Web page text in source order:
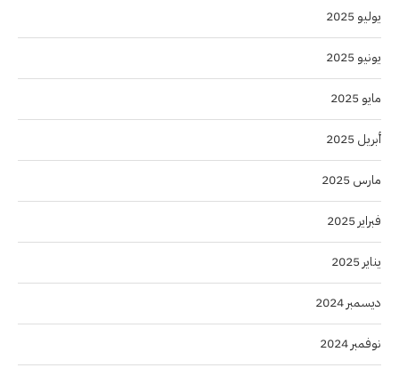
يوليو 2025
يونيو 2025
مايو 2025
أبريل 2025
مارس 2025
فبراير 2025
يناير 2025
ديسمبر 2024
نوفمبر 2024